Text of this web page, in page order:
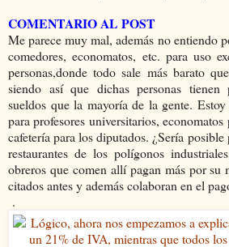
COMENTARIO AL POST
Me parece muy mal, además no entiendo
comedores, economatos, etc. para uso
personas,donde todo sale más barato
siendo así que dichas personas
sueldos que la mayoría de la gente.
para profesores universitarios,
cafetería para los diputados. ¿Sería
restaurantes de los polígonos
obreros que comen allí pagan más por su
citados antes y además colaboran en el
.